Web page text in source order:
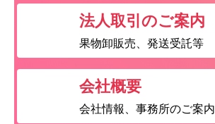
法人取引のご案内
果物卸販売、発送受託等
会社概要
会社情報、事務所のご案内